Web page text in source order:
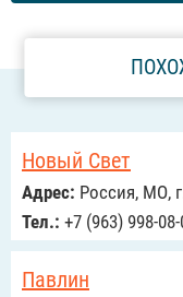
Новый Свет
Адрес: Россия, МО,
Тел.: +7 (963) 998-
Павлин